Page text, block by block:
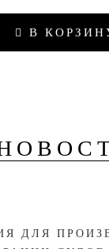
В
ДЛЯ